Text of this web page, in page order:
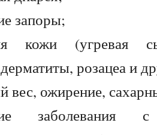
запоры;
кожи (угревая
розацеа и
вес, ожирение,
заболевания